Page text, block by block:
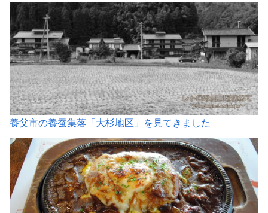
養父市の養蚕集落「大杉地区」を見てきました